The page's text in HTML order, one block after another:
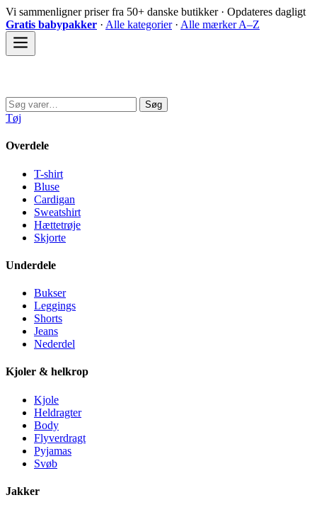
Spring
til
indhold
Vi sammenligner priser fra 50+ danske butikker · Opdateres dagligt
Gratis babypakker · Alle kategorier· Alle mærker A–Z
Søg
efter:
Søg
Tøj
Overdele
T-shirt
Bluse
Cardigan
Sweatshirt
Hættetrøje
Skjorte
Underdele
Bukser
Leggings
Shorts
Jeans
Nederdel
Kjoler & helkrop
Kjole
Heldragter
Body
Flyverdragt
Pyjamas
Svøb
Jakker